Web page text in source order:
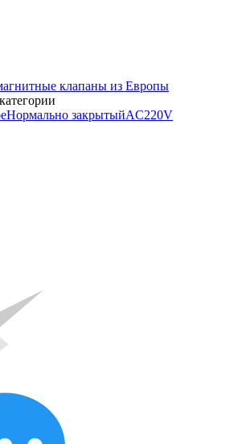
клапаны из Европы
Нормально закрытыйAC220V